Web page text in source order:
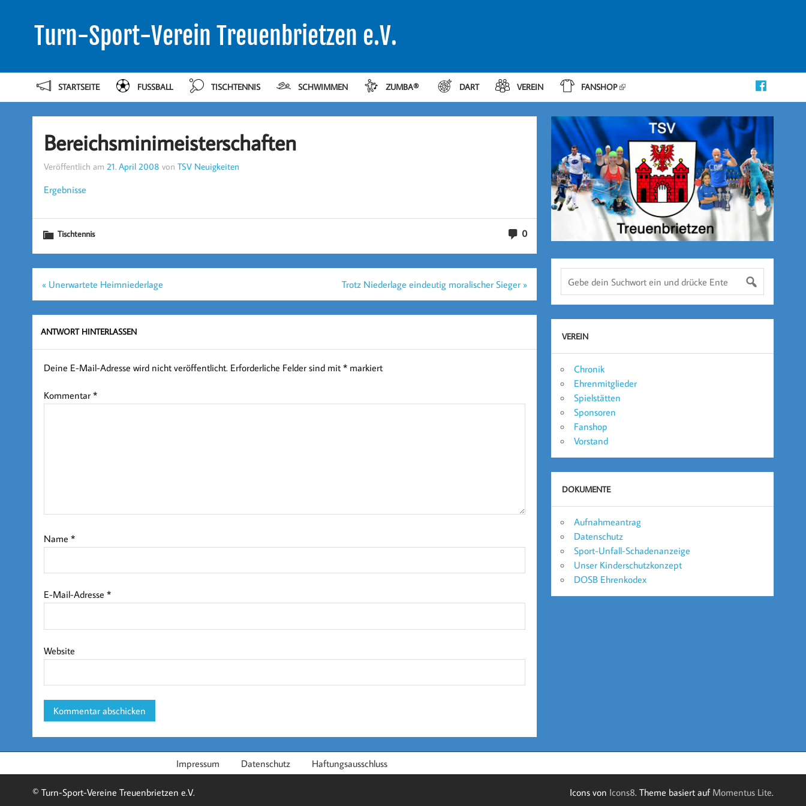
Turn-Sport-Verein Treuenbrietzen e.V.
STARTSEITE FUSSBALL TISCHTENNIS SCHWIMMEN ZUMBA® DART VEREIN FANSHOP
Bereichsminimeisterschaften
Veröffentlich am 21. April 2008 von TSV Neuigkeiten
Ergebnisse
0
Tischtennis
Beitragsnavigation
« Unerwartete Heimniederlage Trotz Niederlage eindeutig moralischer Sieger »
ANTWORT HINTERLASSEN
Deine E-Mail-Adresse wird nicht veröffentlicht. Erforderliche Felder sind mit *markiert
Kommentar *
Name *
E-Mail-Adresse *
Website
VEREIN
Chronik
Ehrenmitglieder
Spielstätten
Sponsoren
Fanshop
Vorstand
DOKUMENTE
Aufnahmeantrag
Datenschutz
Sport-Unfall-Schadenanzeige
Unser Kinderschutzkonzept
DOSB Ehrenkodex
Impressum Datenschutz Haftungsausschluss
© Turn-Sport-Vereine Treuenbrietzen e.V. Icons von Icons8. Theme basiert auf Momentus Lite.